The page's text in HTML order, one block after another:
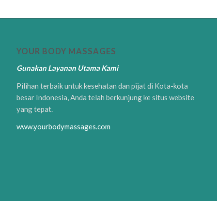
YOUR BODY MASSAGES
Gunakan Layanan Utama Kami
Pilihan terbaik untuk kesehatan dan pijat di Kota-kota
besar Indonesia, Anda telah berkunjung ke situs website
yang tepat.
www.yourbodymassages.com